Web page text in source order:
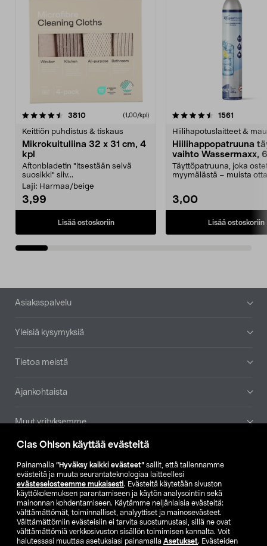
Clas Ohlson käyttää evästeitä
Painamalla ”Hyväksy kaikki evästeet” sallit, että tallennamme
evästeitä ja muuta seurantateknologiaa laitteellesi
evästeselosteemme mukaisesti. Evästeitä käytetään sivuston
käyttökokemuksen parantamiseen ja käytön analysointiin sekä
mainonnan kohdentamiseen. Käytämme neljänlaisia evästeitä:
välttämättömät, toiminnalliset, analyyttiset ja mainosevästeet.
Välttämättömiin evästeisiin ei tarvita suostumustasi, sillä ne ovat
välttämättömiä verkkosivuston sisällön toimimisen kannalta. Voit
halutessasi muuttaa asetuksiasi painamalla Asetukset. Evästeiden
3810arvostelut (1,00/kpl)
Keittiön puhdistus & tiskaus
Mikrokuituliina 32 x 31 cm, 4
kpl
Aftonbladetin "itsestään selvä
suosikki" siiv...
Laji: Harmaa/beige
3,99
Lisää ostoskoriin
4.5viidestä
1561
Hiilihapotuslaitteet &
Hiilihappopatruuna
vaihto Wassermaxx,
Täyttöpatruuna, joka
myymälästä – muista
3,00
Lisää ostoskoriin
4.5viidestä
Alatunniste
Asiakaspalvelu
Yleisiä kysymyksiä
Tietoa meistä
Ajankohtaista
Muut yrityksemme
Etsi myymälä
SE NO FI
FI SV